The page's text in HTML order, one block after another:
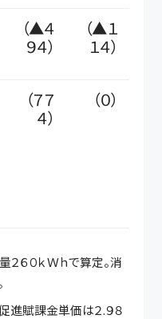
（▲４
９４）
（▲１
１４）
（７７
４）
（０）
６０ｋＷｈで算定。消
賦課金単価は２.９８